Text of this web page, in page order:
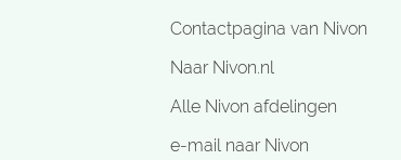
Contactpagina van Nivon
Naar Nivon.nl
Alle Nivon afdelingen
e-mail naar Nivon